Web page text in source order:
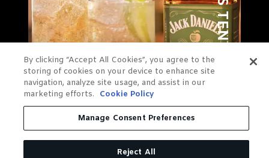
By clicking “Accept All Cookies”, you agree to the
storing of cookies on your device to enhance site
navigation, analyze site usage, and assist in our
marketing efforts.
Cookie Policy
Manage Consent Preferences
Reject All